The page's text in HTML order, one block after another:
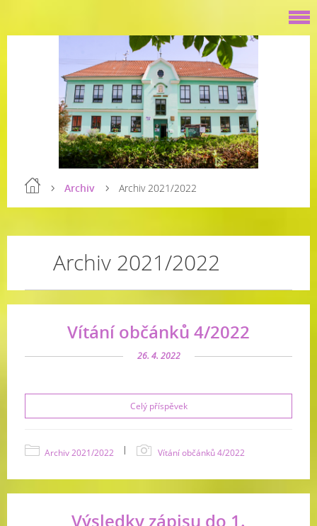
Archiv Archiv 2021/2022
Archiv 2021/2022
Vítání občánků 4/2022
26. 4. 2022
Celý příspěvek
Archiv 2021/2022 | Vítání občánků 4/2022
Výsledky zápisu do 1.